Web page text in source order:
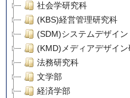
社会学研究科
(KBS)経営管理研究科
(SDM)システムデザイ
(KMD)メディアデザイ
法務研究科
文学部
経済学部